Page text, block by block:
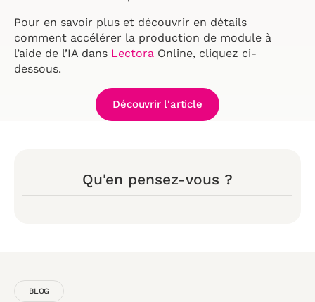
Pour en savoir plus et découvrir en détails
comment accélérer la production de module à
l’aide de l’IA dans Lectora Online, cliquez ci-
dessous.
Découvrir l'article
Qu'en pensez-vous ?
BLOG